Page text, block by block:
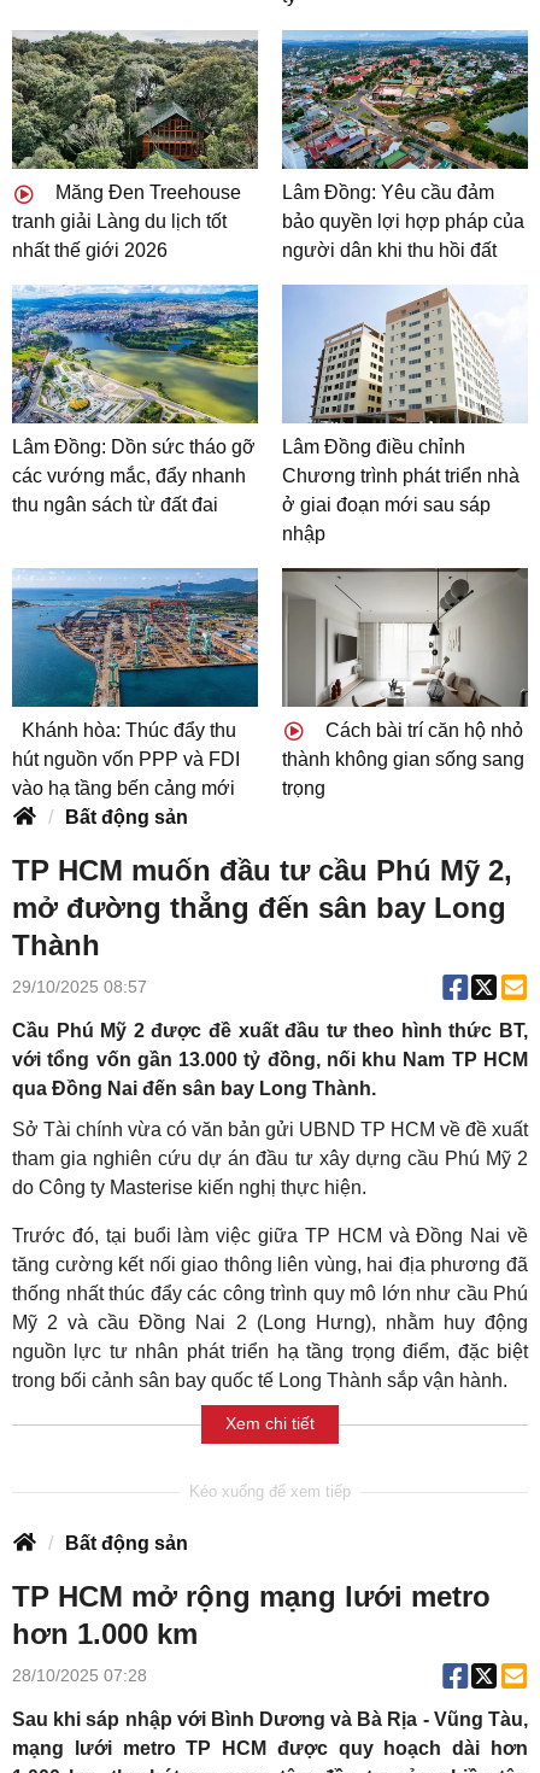
Măng Đen Treehouse
tranh giải Làng du lịch tốt
nhất thế giới 2026
Lâm Đồng: Yêu cầu đảm
bảo quyền lợi hợp pháp của
người dân khi thu hồi đất
Lâm Đồng: Dồn sức tháo gỡ
các vướng mắc, đẩy nhanh
thu ngân sách từ đất đai
Lâm Đồng điều chỉnh
Chương trình phát triển nhà
ở giai đoạn mới sau sáp
nhập
Khánh hòa: Thúc đẩy thu
hút nguồn vốn PPP và FDI
vào hạ tầng bến cảng mới
Cách bài trí căn hộ nhỏ
thành không gian sống sang
trọng
Bất động sản
TP HCM muốn đầu tư cầu Phú Mỹ 2,
mở đường thẳng đến sân bay Long
Thành
29/10/2025 08:57
Cầu Phú Mỹ 2 được đề xuất đầu tư theo hình thức BT,
với tổng vốn gần 13.000 tỷ đồng, nối khu Nam TP HCM
qua Đồng Nai đến sân bay Long Thành.
Sở Tài chính vừa có văn bản gửi UBND TP HCM về đề xuất
tham gia nghiên cứu dự án đầu tư xây dựng cầu Phú Mỹ 2
do Công ty Masterise kiến nghị thực hiện.
Trước đó, tại buổi làm việc giữa TP HCM và Đồng Nai về
tăng cường kết nối giao thông liên vùng, hai địa phương đã
thống nhất thúc đẩy các công trình quy mô lớn như cầu Phú
Mỹ 2 và cầu Đồng Nai 2 (Long Hưng), nhằm huy động
nguồn lực tư nhân phát triển hạ tầng trọng điểm, đặc biệt
trong bối cảnh sân bay quốc tế Long Thành sắp vận hành.
Xem chi tiết
Bất động sản
TP HCM mở rộng mạng lưới metro
hơn 1.000 km
28/10/2025 07:28
Sau khi sáp nhập với Bình Dương và Bà Rịa - Vũng Tàu,
mạng lưới metro TP HCM được quy hoạch dài hơn